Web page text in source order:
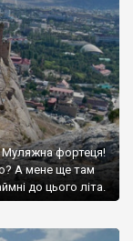
Муляжна фортеця!
А мене ще там
до цього літа.